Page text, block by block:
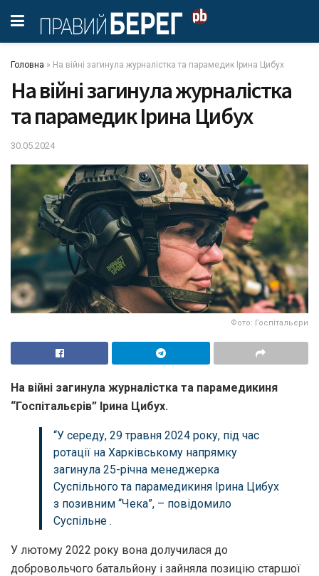
Головна » На війні загинула журналістка та парамедик Ірина Цибух
На війні загинула журналістка
та парамедик Ірина Цибух
30.05.2024
Фото: Госпітальєри
На війні загинула журналістка та парамедикиня
“Госпітальєрів” Ірина Цибух.
“У середу, 29 травня 2024 року, під час
ротації на Харківському напрямку
загинула 25-річна менеджерка
Суспільного та парамедикиня Ірина Цибух
з позивним “Чека”, – повідомило
Суспільне .
У лютому 2022 року вона долучилася до
добровольчого батальйону і зайняла позицію старшої